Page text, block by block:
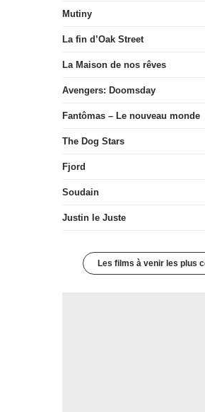
Mutiny
La fin d’Oak Street
La Maison de nos rêves
Avengers: Doomsday
Fantômas – Le nouveau monde
The Dog Stars
Fjord
Soudain
Justin le Juste
Les films à venir les plus